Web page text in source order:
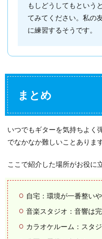
もしどうしてもという
てみてください。私の
に練習するそうです。
まとめ
いつでもギターを気持ちよく
でなかなか難しいことありま
ここで紹介した場所がお役に
自宅：環境が一番整い
音楽スタジオ：音響は
カラオケルーム：スタ